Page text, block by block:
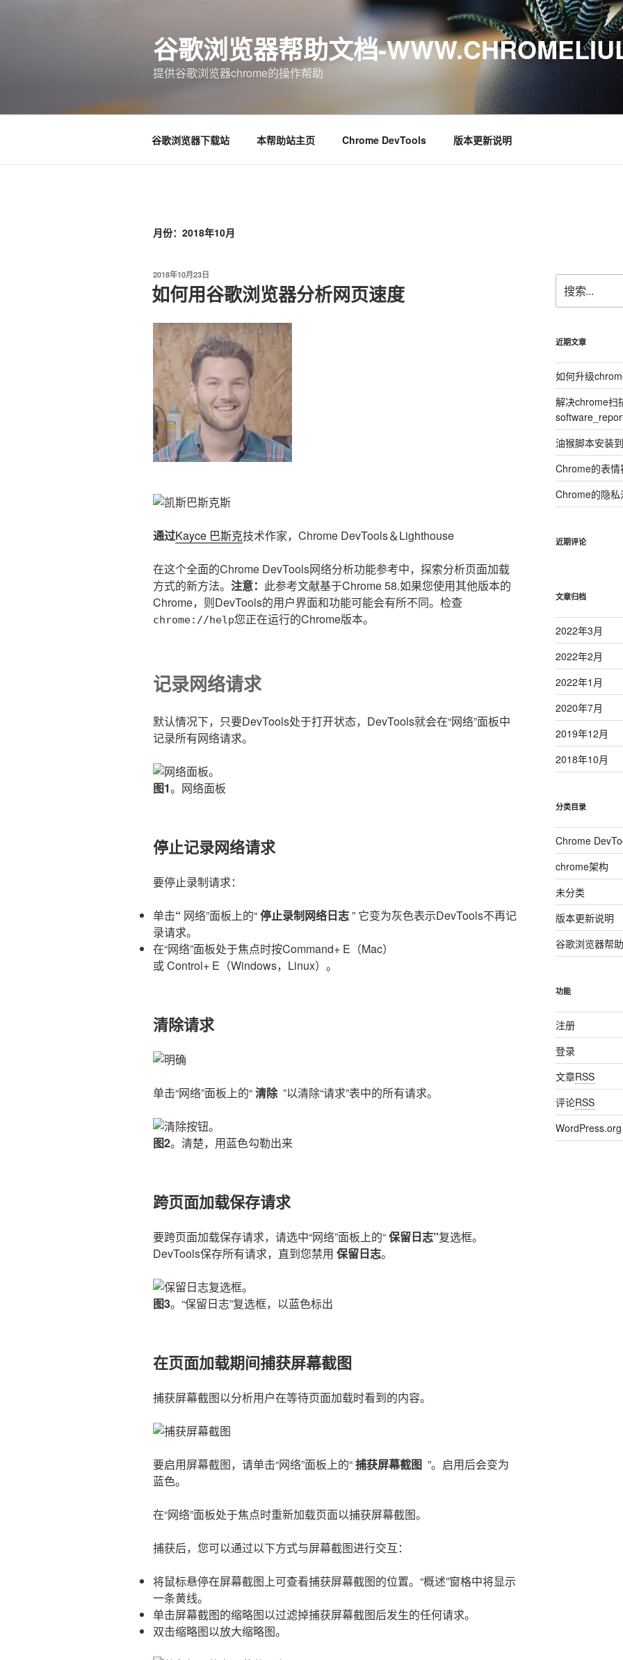
谷歌浏览器帮助文档-
提供谷歌浏览器chrome的操作帮助
谷歌浏览器下载站 本帮助站主页 Chrome DevTools 版本更新说明
月份：2018年10月
发
布
于
2018年10月23日
如何用谷歌浏览器分析网页速度
通过Kayce 巴斯克技术作家，Chrome DevTools＆Lighthouse
在这个全面的Chrome DevTools网络分析功能参考中，探索分析页面加载
方式的新方法。 注意： 此参考文献基于Chrome 58.如果您使用其他版本的
Chrome，则DevTools的用户界面和功能可能会有所不同。检查
chrome://help您正在运行的Chrome版本。
记录网络请求
默认情况下，只要DevTools处于打开状态，DevTools就会在“网络”面板中
记录所有网络请求。
图1。网络面板
停止记录网络请求
要停止录制请求：
单击“ 网络”面板上的“停止录制网络日志” 它变为灰色表示DevTools不再记
录请求。
在“网络”面板处于焦点时按Command+ E（Mac）
或 Control+ E（Windows，Linux）。
清除请求
单击“网络”面板上的“清除”以清除“请求”表中的所有请求。
图2。清楚，用蓝色勾勒出来
跨页面加载保存请求
要跨页面加载保存请求，请选中“网络”面板上的“保留日志”复选框。
DevTools保存所有请求，直到您禁用 保留日志。
图3。“保留日志”复选框，以蓝色标出
在页面加载期间捕获屏幕截图
捕获屏幕截图以分析用户在等待页面加载时看到的内容。
要启用屏幕截图，请单击“网络”面板上的“捕获屏幕截图 ”。启用后会变为
蓝色。
在“网络”面板处于焦点时重新加载页面以捕获屏幕截图。
捕获后，您可以通过以下方式与屏幕截图进行交互：
将鼠标悬停在屏幕截图上可查看捕获屏幕截图的位置。“概述”窗格中将显示
一条黄线。
单击屏幕截图的缩略图以过滤掉捕获屏幕截图后发生的任何请求。
双击缩略图以放大缩略图。
索：
近期文章
如何升级
解决chrome扫
油猴脚本安装
Chrome的表情
Chrome的隐
近期评论
文章归档
2022年3月
2022年2月
2022年1月
2020年7月
2019年12月
2018年10月
分类目录
Chrome
chrome架构
未分类
版本更新说明
谷歌浏览器帮助
功能
注册
登录
文章RSS
评论RSS
WordPress.org